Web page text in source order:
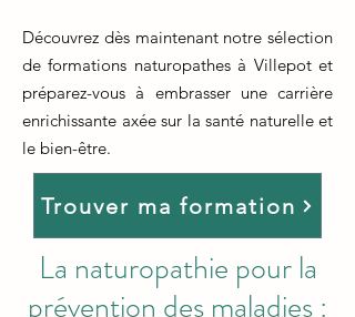
Découvrez dès maintenant notre sélection
de formations naturopathes à Villepot et
préparez-vous à embrasser une carrière
enrichissante axée sur la santé naturelle et
le bien-être.
Trouver ma formation
La naturopathie pour la
prévention des maladies :